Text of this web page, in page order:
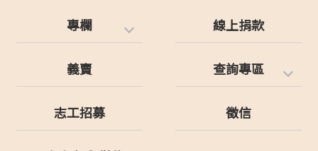
專欄 線上捐款
義賣 查詢專區
志工招募 徵信